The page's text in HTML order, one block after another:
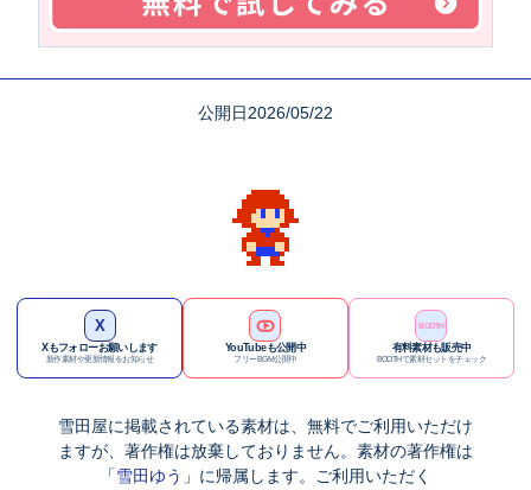
公開日2026/05/22
X
Xもフォローお願いします
新作素材や更新情報をお知らせ
YouTubeも公開中
フリーBGM公開中
BOOTH
有料素材も販売中
BOOTHで素材セットをチェック
雪田屋に掲載されている素材は、 無料でご利用いただけ
ますが、著作権は放棄しておりません。 素材の著作権は
「雪田ゆう 」に帰属します。 ご利用いただく